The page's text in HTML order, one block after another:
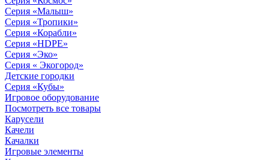
Серия «Малыш»
Серия «Тропики»
Серия «Корабли»
Серия «HDPE»
Серия «Эко»
Серия « Экогород»
Детские городки
Серия «Кубы»
Игровое оборудование
Посмотреть все товары
Карусели
Качели
Качалки
Игровые элементы